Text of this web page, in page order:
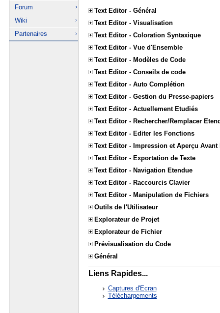
Forum
Wiki
Partenaires
Text Editor - Général
Text Editor - Visualisation
Text Editor - Coloration Syntaxique
Text Editor - Vue d'Ensemble
Text Editor - Modèles de Code
Text Editor - Conseils de code
Text Editor - Auto Complétion
Text Editor - Gestion du Presse-papiers
Text Editor - Actuellement Etudiés
Text Editor - Rechercher/Remplacer
Text Editor - Editer les Fonctions
Text Editor - Impression et Aperçu Avant
Text Editor - Exportation de Texte
Text Editor - Navigation Etendue
Text Editor - Raccourcis Clavier
Text Editor - Manipulation de Fichiers
Outils de l'Utilisateur
Explorateur de Projet
Explorateur de Fichier
Prévisualisation du Code
Général
Liens Rapides...
Captures d'Ecran
Téléchargements